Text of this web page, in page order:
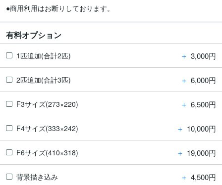
●商用利用はお断りしております。
有料オプション
1匹追加(合計2匹) ＋ 3,000円
2匹追加(合計3匹) ＋ 6,000円
F3サイズ(273×220) ＋ 6,500円
F4サイズ(333×242) ＋ 10,000円
F6サイズ(410×318) ＋ 19,000円
背景描き込み ＋ 4,500円